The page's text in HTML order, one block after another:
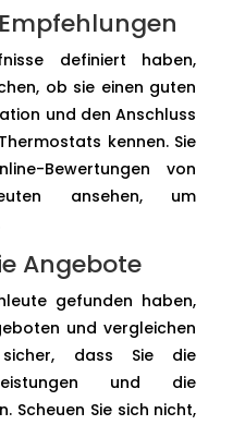
definiert haben,
ob sie einen guten
und den Anschluss
kennen. Sie
Bewertungen von
ansehen, um
Angebote
gefunden haben,
und vergleichen
dass Sie die
und die
Scheuen Sie sich nicht,